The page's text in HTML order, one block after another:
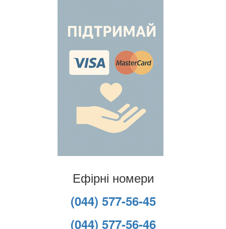
Ефірні номери
(044) 577-56-45
(044) 577-56-46